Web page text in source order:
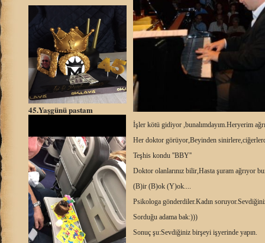
45.Yaşgünü pastam
İşler kötü gidiyor ,bunalımdayım.Heryerim
Her doktor görüyor,Beyinden
Teşhis kondu ''BBY''
Doktor olanlarınız bilir,Hasta şuram ağrıyor
(B)ir (B)ok (Y)ok....
Psikologa gönderdiler.Kadın
Sorduğu adama bak:)))
Sonuç şu:Sevdiğiniz birşeyi işyerinde yapın.